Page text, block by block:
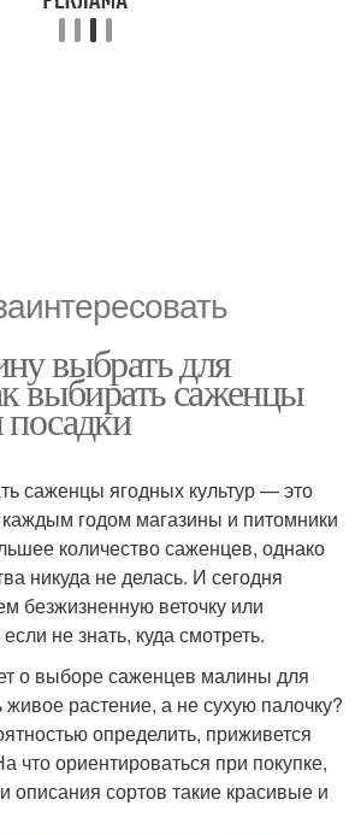
выбрать для
выбирать саженцы
саженцы ягодных культур — это
каждым годом магазины и питомники
количество саженцев, однако
никуда не делась. И сегодня
безжизненную веточку или
не знать, куда смотреть.
о выборе саженцев малины для
живое растение, а не сухую палочку?
определить, приживется
что ориентироваться при покупке,
описания сортов такие красивые и